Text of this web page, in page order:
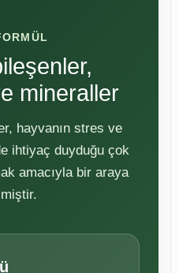
mineraller
hayvanın stres ve
ihtiyaç duyduğu çok
amacıyla bir araya